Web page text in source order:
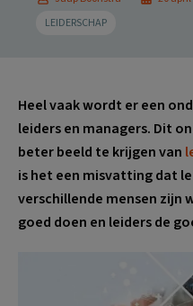
LEIDERSCHAP
Heel vaak wordt er een
leiders en managers. Dit
beter beeld te krijgen van
is het een misvatting dat
verschillende mensen zijn
goed doen en leiders de